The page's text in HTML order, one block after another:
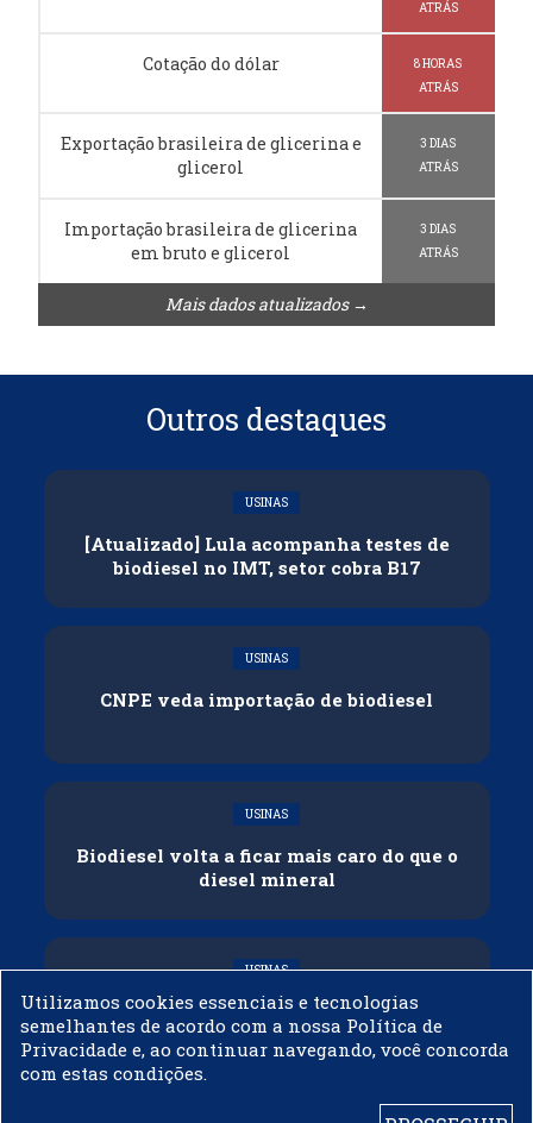
ATRÁS
Cotação do dólar
8 HORAS
ATRÁS
Exportação brasileira de glicerina e
glicerol
3 DIAS
ATRÁS
Importação brasileira de glicerina
em bruto e glicerol
3 DIAS
ATRÁS
Mais dados atualizados →
Outros destaques
USINAS
[Atualizado] Lula acompanha testes de
biodiesel no IMT, setor cobra B17
USINAS
CNPE veda importação de biodiesel
USINAS
Biodiesel volta a ficar mais caro do que o
diesel mineral
USINAS
[Artigo] O triunfo da biologia:
previsibilidade e ciência como motor para
o futuro do biodiesel no Brasil
Utilizamos cookies essenciais e tecnologias
semelhantes de acordo com a nossa Política de
Privacidade e, ao continuar navegando, você concorda
com estas condições.